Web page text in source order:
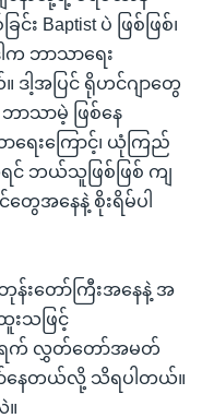
Baptist ပဲ ဖြစ်ဖြစ်၊
က ဘာသာရေး
ဒါ့အပြင် ရိုဟင်ဂျာတွေ
ာသာမဲ့ ဖြစ်နေ
ရေးကြောင့်၊ ယုံကြည်
င် ဘယ်သူဖြစ်ဖြစ် ကျ
ေအနေနဲ့ စိုးရိမ်ပါ
းတော်ကြီးအနေနဲ့ အ
သဖြင့်
က် လွှတ်တော်အမတ်
ာ်နေတယ်လို့ သိရပါတယ်။